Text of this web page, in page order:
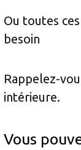
Ou toutes
besoin
Rappelez-
intérieure.
Vous